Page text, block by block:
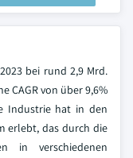
bei rund 2,9 Mrd.
CAGR von über 9,6%
Industrie hat in den
erlebt, das durch die
in verschiedenen